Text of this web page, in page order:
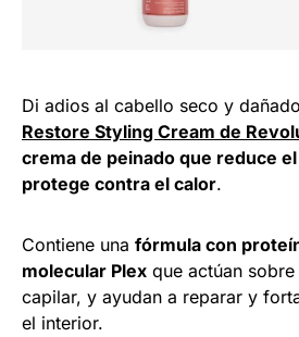
Di adios al cabello seco y
Restore Styling Cream de
crema de peinado que reduce
protege contra el calor.
Contiene una fórmula con
molecular Plex que actúan
capilar, y ayudan a reparar y
el interior.